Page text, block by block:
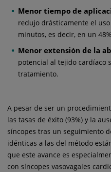
Menor tiempo de
redujo drásticamente el
minutos, es decir, en un
Menor extensión de la
potencial al tejido cardíaco
tratamiento.
A pesar de ser un
las tasas de éxito (93%) y la
síncopes tras un seguimiento
idénticas a las del método
que este avance es
con síncopes vasovagales